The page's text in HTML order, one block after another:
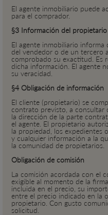
El agente inmobiliario puede
para el comprador.
§3 Información del propietario
El agente inmobiliario
del vendedor o de un tercero
comprobado su exactitud. Es
dicha información. El agente
su veracidad.
§4 Obligación de información
El cliente (propietario) se
contrato previsto, a consultar
la dirección de la parte
el agente. El propietario
la propiedad, los expedientes
y cualquier información a la
la comunidad de propietarios.
Obligación de comisión
La comisión acordada con el
exigible al momento de la
incluida en el precio, su
entre el precio indicado en la
propietario. Con gusto
solicitud.